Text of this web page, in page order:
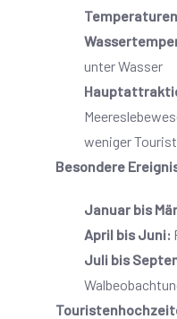
unter Wasser
weniger
Besondere
Januar bis
April bis Juni:
Juli bis